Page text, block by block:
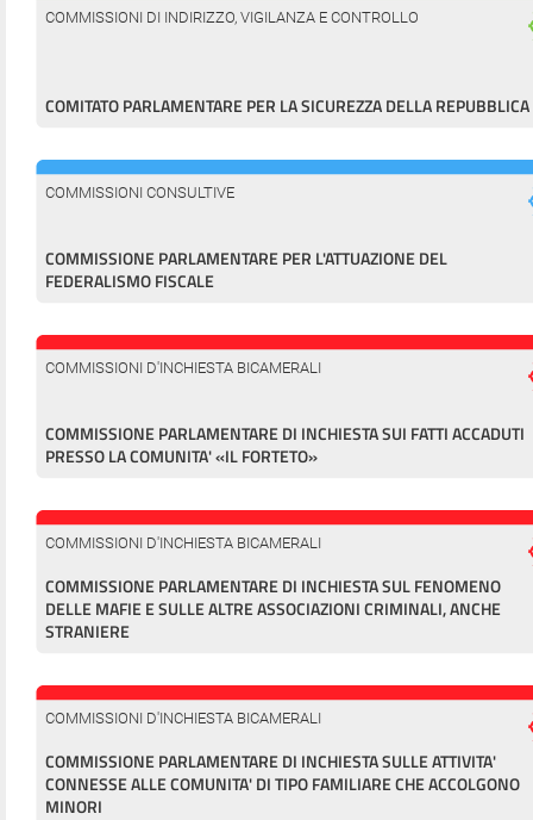
COMMISSIONI DI INDIRIZZO, VIGILANZA E CONTROLLO
COMITATO PARLAMENTARE PER LA SICUREZZA DELLA REPUBBLICA
COMMISSIONI CONSULTIVE
COMMISSIONE PARLAMENTARE PER L'ATTUAZIONE DEL
FEDERALISMO FISCALE
COMMISSIONI D'INCHIESTA BICAMERALI
COMMISSIONE PARLAMENTARE DI INCHIESTA SUI FATTI ACCADUTI
PRESSO LA COMUNITA' «IL FORTETO»
COMMISSIONI D'INCHIESTA BICAMERALI
COMMISSIONE PARLAMENTARE DI INCHIESTA SUL FENOMENO
DELLE MAFIE E SULLE ALTRE ASSOCIAZIONI CRIMINALI, ANCHE
STRANIERE
COMMISSIONI D'INCHIESTA BICAMERALI
COMMISSIONE PARLAMENTARE DI INCHIESTA SULLE ATTIVITA'
CONNESSE ALLE COMUNITA' DI TIPO FAMILIARE CHE ACCOLGONO
MINORI